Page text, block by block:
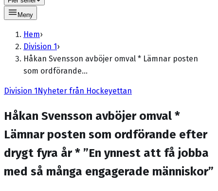
Meny
Hem›
Division 1›
Håkan Svensson avböjer omval * Lämnar posten
som ordförande…
Division 1Nyheter från Hockeyettan
Håkan Svensson avböjer omval *
Lämnar posten som ordförande efter
drygt fyra år * ”En ynnest att få jobba
med så många engagerade människor”